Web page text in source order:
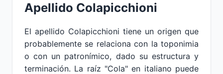
Apellido Colapicchioni
El apellido Colapicchioni tiene un origen que
probablemente se relaciona con la toponimia
o con un patronímico, dado su estructura y
terminación. La raíz "Cola" en italiano puede